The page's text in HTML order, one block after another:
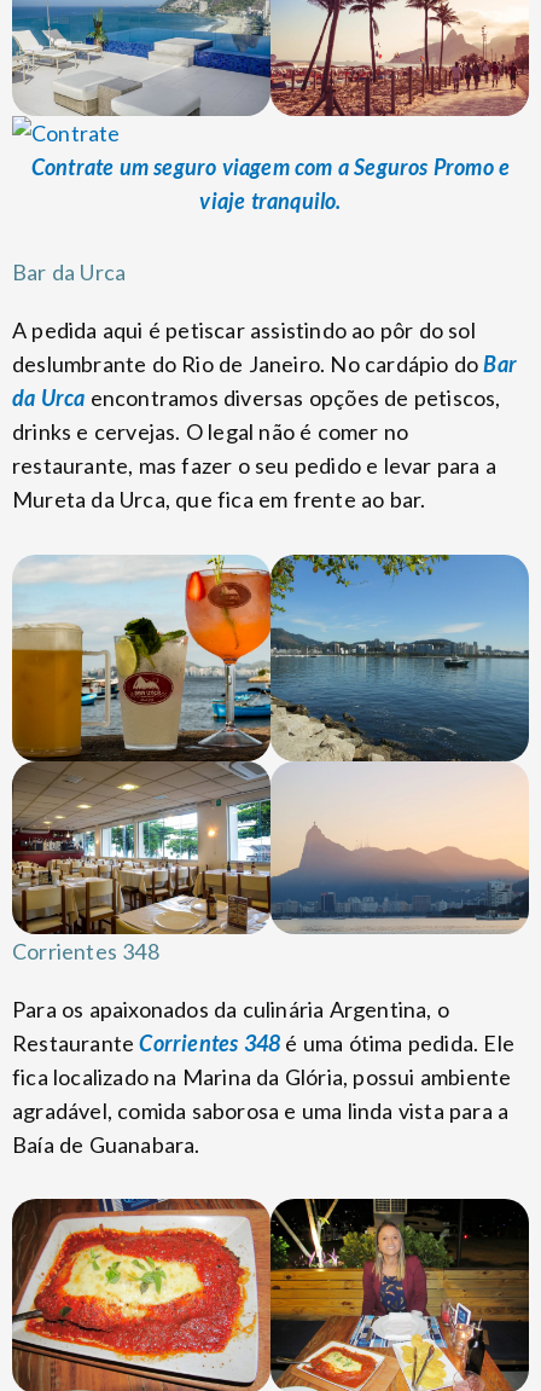
Contrate um seguro viagem com a Seguros Promo e
viaje tranquilo.
Bar da Urca
A pedida aqui é petiscar assistindo ao pôr do sol
deslumbrante do Rio de Janeiro. No cardápio doBar
da Urca encontramos diversas opções de petiscos,
drinks e cervejas. O legal não é comer no
restaurante, mas fazer o seu pedido e levar para a
Mureta da Urca, que fica em frente ao bar.
Corrientes 348
Para os apaixonados da culinária Argentina, o
RestauranteCorrientes 348 é uma ótima pedida. Ele
fica localizado na Marina da Glória, possui ambiente
agradável, comida saborosa e uma linda vista para a
Baía de Guanabara.